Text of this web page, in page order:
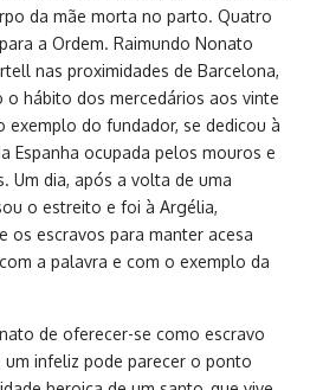
da mãe morta no parto. Quatro
a Ordem. Raimundo Nonato
nas proximidades de Barcelona,
o hábito dos mercedários aos vinte
exemplo do fundador, se dedicou à
Espanha ocupada pelos mouros e
Um dia, após a volta de uma
o estreito e foi à Argélia,
os escravos para manter acesa
a palavra e com o exemplo da
de oferecer-se como escravo
infeliz pode parecer o ponto